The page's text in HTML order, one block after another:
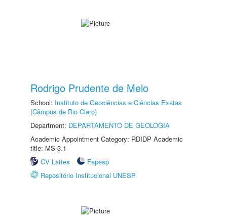
Rodrigo Prudente de Melo
School: Instituto de Geociências e Ciências Exatas
(Câmpus de Rio Claro)
Department: DEPARTAMENTO DE GEOLOGIA
Academic Appointment Category: RDIDP Academic
title: MS-3.1
CV Lattes
Fapesp
Repositório Institucional UNESP